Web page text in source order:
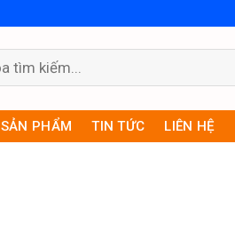
SẢN PHẨM TIN TỨC LIÊN HỆ